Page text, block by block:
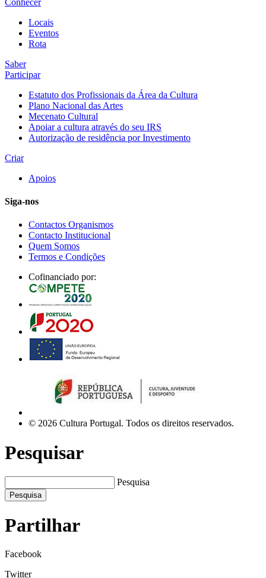
Locais
Eventos
Rota
Saber
Participar
Estatuto dos Profissionais da Área da Cultura
Plano Nacional das Artes
Mecenato Cultural
Apoiar a cultura através do seu IRS
Autorização de residência por Investimento
Criar
Apoios
Siga-nos
Contactos Organismos
Contacto Institucional
Quem Somos
Termos e Condições
Cofinanciado por:
© 2026 Cultura Portugal. Todos os direitos reservados.
Pesquisar
Pesquisa
Pesquisa
Partilhar
Facebook
Twitter